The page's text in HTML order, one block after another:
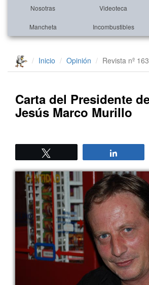
Nosotras Videoteca
Mancheta Incombustibles
Inicio Opinión Revista nº 163
Carta del Presidente
Jesús Marco Murillo